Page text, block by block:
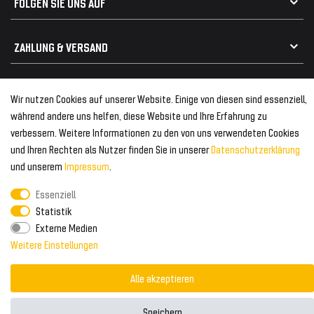
Wir nutzen Cookies auf unserer Website. Einige von diesen sind essenziell,
während andere uns helfen, diese Website und Ihre Erfahrung zu
verbessern. Weitere Informationen zu den von uns verwendeten Cookies
und Ihren Rechten als Nutzer finden Sie in unsererDaten­schutz­erklärung
und unserem Impressum.
Essenziell
Statistik
Externe Medien
Weitere Einstellungen
Alle akzeptieren
Kühlergrill
Rückleuchten
ZAHLUNG & VERSAND
Zahlungsanbieter
Versand & Zahlung
WELTWEITER VERSAND
© 2026 Tuning Fanatics Powered by